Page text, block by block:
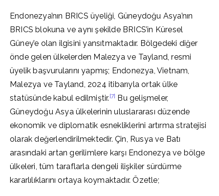
Endonezya’nın BRICS üyeliği, Güneydoğu Asya’nın
BRICS blokuna ve aynı şekilde BRICS’in Küresel
Güney’e olan ilgisini yansıtmaktadır. Bölgedeki diğer
önde gelen ülkelerden Malezya ve Tayland, resmi
üyelik başvurularını yapmış; Endonezya, Vietnam,
Malezya ve Tayland, 2024 itibarıyla ortak ülke
statüsünde kabul edilmiştir. [7] Bu gelişmeler,
Güneydoğu Asya ülkelerinin uluslararası düzende
ekonomik ve diplomatik esnekliklerini artırma stratejisi
olarak değerlendirilmektedir. Çin, Rusya ve Batı
arasındaki artan gerilimlere karşı Endonezya ve bölge
ülkeleri, tüm taraflarla dengeli ilişkiler sürdürme
kararlılıklarını ortaya koymaktadır. Özetle;